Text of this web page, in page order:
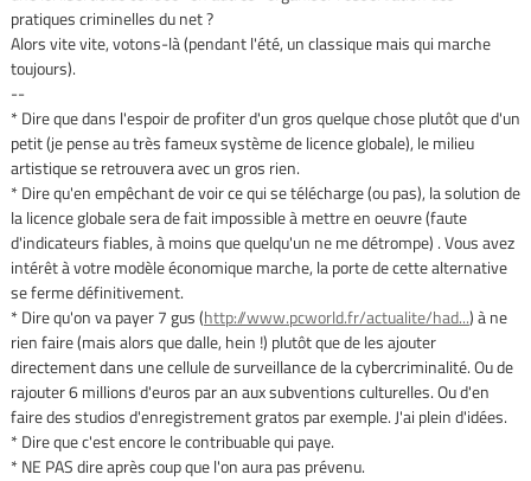
pratiques criminelles du net ?
Alors vite vite, votons-là (pendant l'été, un classique mais qui marche
toujours).
--
* Dire que dans l'espoir de profiter d'un gros quelque chose plutôt que d'un
petit (je pense au très fameux système de licence globale), le milieu
artistique se retrouvera avec un gros rien.
* Dire qu'en empêchant de voir ce qui se télécharge (ou pas), la solution de
la licence globale sera de fait impossible à mettre en oeuvre (faute
d'indicateurs fiables, à moins que quelqu'un ne me détrompe) . Vous avez
intérêt à votre modèle économique marche, la porte de cette alternative
se ferme définitivement.
* Dire qu'on va payer 7 gus (http://www.pcworld.fr/actualite/had...) à ne
rien faire (mais alors que dalle, hein !) plutôt que de les ajouter
directement dans une cellule de surveillance de la cybercriminalité. Ou de
rajouter 6 millions d'euros par an aux subventions culturelles. Ou d'en
faire des studios d'enregistrement gratos par exemple. J'ai plein d'idées.
* Dire que c'est encore le contribuable qui paye.
* NE PAS dire après coup que l'on aura pas prévenu.